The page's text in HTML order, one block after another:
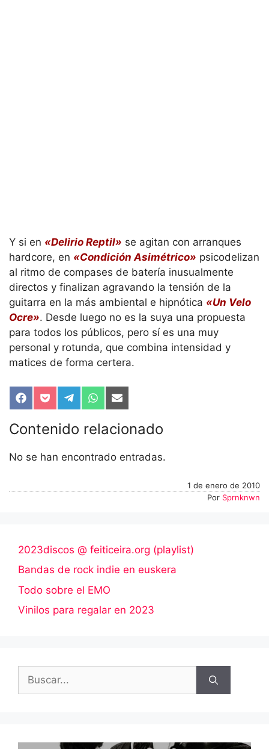
Y si en «Delirio Reptil» se agitan con arranques
hardcore, en «Condición Asimétrico» psicodelizan
al ritmo de compases de batería inusualmente
directos y finalizan agravando la tensión de la
guitarra en la más ambiental e hipnótica «Un Velo
Ocre». Desde luego no es la suya una propuesta
para todos los públicos, pero sí es una muy
personal y rotunda, que combina intensidad y
matices de forma certera.
Compartir
en
Facebook
Compartir
en
Pocket
Compartir
en
Telegram
Compartir
en
WhatsApp
Compartir
en
Email
Contenido relacionado
No se han encontrado entradas.
1 de enero de 2010
Por Sprnknwn
2023discos @ feiticeira.org (playlist)
Bandas de rock indie en euskera
Todo sobre el EMO
Vinilos para regalar en 2023
Buscar: